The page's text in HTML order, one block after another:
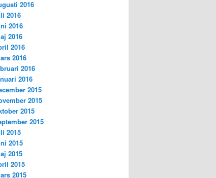
2016
2016
2016
2016
2016
2016
2016
2016
2015
2015
2015
2015
2015
2015
2015
2015
2015